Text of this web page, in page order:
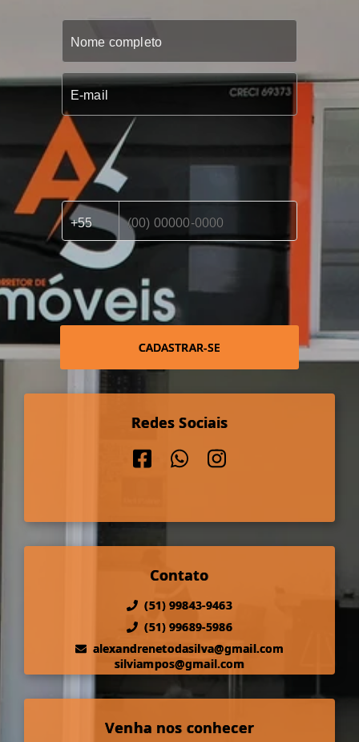
CADASTRAR-SE
Redes Sociais
Contato
(51) 99843-9463
(51) 99689-5986
alexandrenetodasilva@gmail.com
silviampos@gmail.com
Venha nos conhecer